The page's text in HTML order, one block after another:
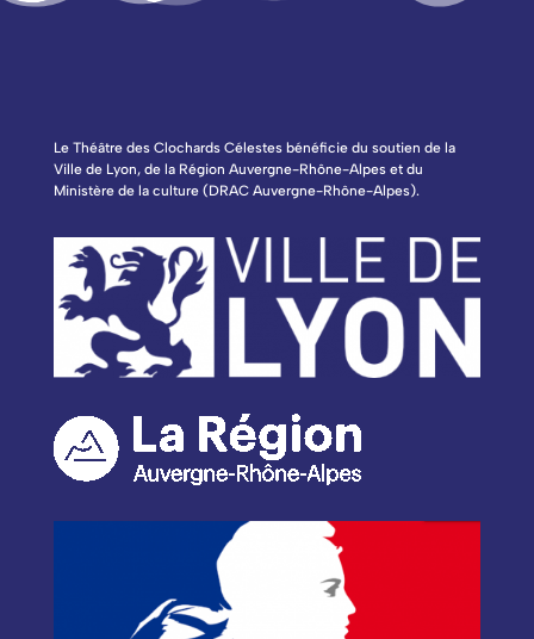
Le Théâtre des Clochards Célestes bénéficie du soutien de la
Ville de Lyon, de la Région Auvergne-Rhône-Alpes et du
Ministère de la culture (DRAC Auvergne-Rhône-Alpes).